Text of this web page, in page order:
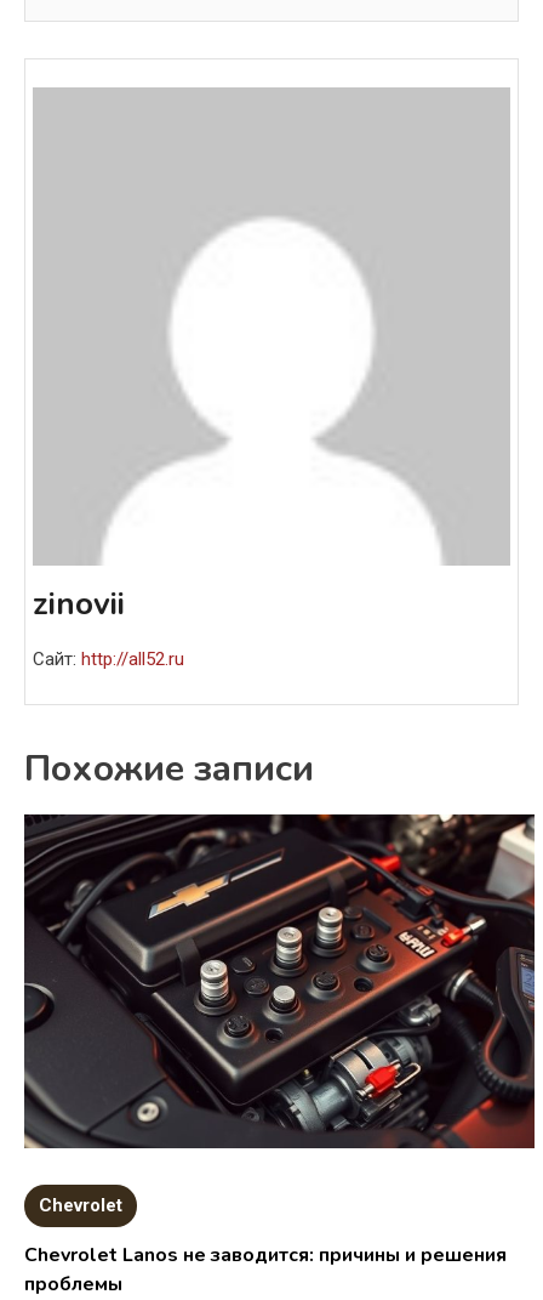
zinovii
Сайт: http://all52.ru
Похожие записи
Chevrolet
Chevrolet Lanos не заводится: причины и решения
проблемы